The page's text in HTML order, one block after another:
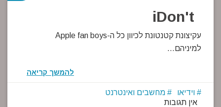
iDon't
עקיצונת קטנטונת לכיוון כל ה-Apple fan boys
למיניהם…
להמשך קריאה
וידיאו
מחשבים ואינטרנט
אין תגובות